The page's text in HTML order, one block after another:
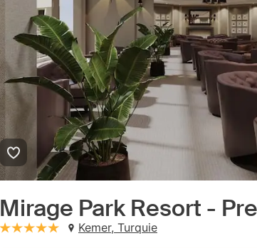
Mirage Park Resort -
stars: 5Kemer, Turquie